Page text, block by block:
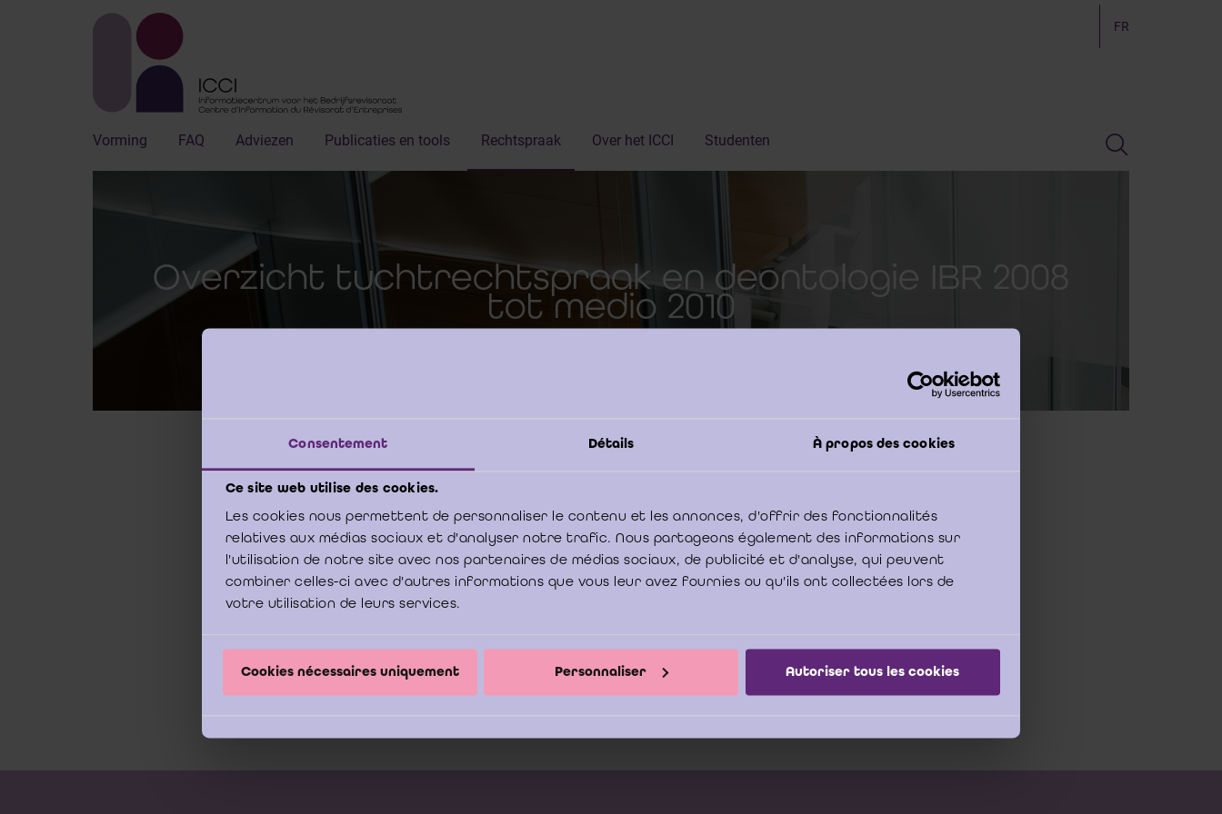
Consentement Détails À propos des cookies
Ce site web utilise des cookies.
Les cookies nous permettent de personnaliser le contenu et les annonces, d'offrir des fonctionnalités
relatives aux médias sociaux et d'analyser notre trafic. Nous partageons également des informations sur
l'utilisation de notre site avec nos partenaires de médias sociaux, de publicité et d'analyse, qui peuvent
combiner celles-ci avec d'autres informations que vous leur avez fournies ou qu'ils ont collectées lors de
votre utilisation de leurs services.
Cookies nécessaires uniquement Personnaliser Autoriser tous les cookies
FR
Vorming FAQ Adviezen Publicaties en tools Rechtspraak Over het ICCI Studenten
Overzicht tuchtrechtspraak en deontologie IBR 2008
tot medio 2010
Hierna vindt u zijn bijdrage voor het ICCI over de tuchtrechtspraak en deontologie IBR 2008 tot
medio 2010.
Overzicht tuchtrechtspraak en deontologie IBR 2008 tot medio 2010 (B. Tilleman)
Overzicht tuchtrechtspraak en deontolgie IBR 2008-medio 2010 (B
Tilleman)